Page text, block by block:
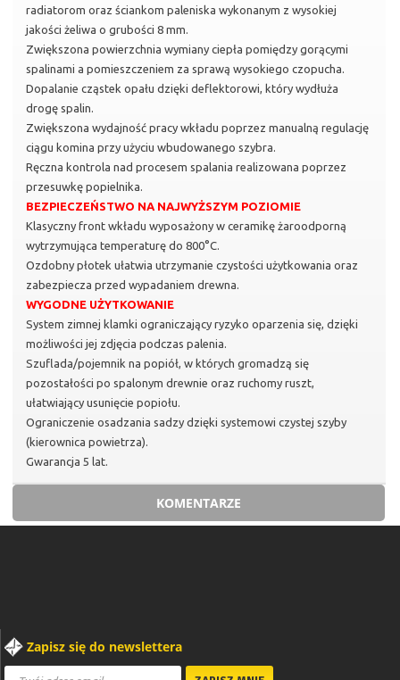
radiatorom oraz ściankom paleniska wykonanym z wysokiej
jakości żeliwa o grubości 8 mm.
Zwiększona powierzchnia wymiany ciepła pomiędzy gorącymi
spalinami a pomieszczeniem za sprawą wysokiego czopucha.
Dopalanie cząstek opału dzięki deflektorowi, który wydłuża
drogę spalin.
Zwiększona wydajność pracy wkładu poprzez manualną regulację
ciągu komina przy użyciu wbudowanego szybra.
Ręczna kontrola nad procesem spalania realizowana poprzez
przesuwkę popielnika.
BEZPIECZEŃSTWO NA NAJWYŻSZYM POZIOMIE
Klasyczny front wkładu wyposażony w ceramikę żaroodporną
wytrzymująca temperaturę do 800°C.
Ozdobny płotek ułatwia utrzymanie czystości użytkowania oraz
zabezpiecza przed wypadaniem drewna.
WYGODNE UŻYTKOWANIE
System zimnej klamki ograniczający ryzyko oparzenia się, dzięki
możliwości jej zdjęcia podczas palenia.
Szuflada/pojemnik na popiół, w których gromadzą się
pozostałości po spalonym drewnie oraz ruchomy ruszt,
ułatwiający usunięcie popiołu.
Ograniczenie osadzania sadzy dzięki systemowi czystej szyby
(kierownica powietrza).
Gwarancja 5 lat.
KOMENTARZE
Zapisz się do newslettera